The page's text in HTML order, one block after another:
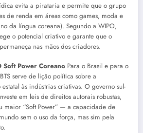
evita a pirataria e permite que o grupo
de renda em áreas como games, moda e
da língua coreana). Segundo a WIPO,
o potencial criativo e garante que o
nas mãos dos criadores.
Soft Power Coreano Para o Brasil e para o
serve de lição política sobre a
às indústrias criativas. O governo sul-
em leis de direitos autorais robustas,
maior “Soft Power” — a capacidade de
sem o uso da força, mas sim pela